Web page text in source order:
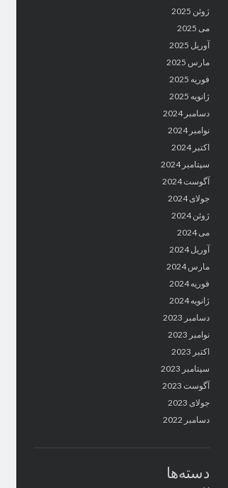
ژوئن 2025
می 2025
آوریل 2025
مارس 2025
فوریه 2025
ژانویه 2025
دسامبر 2024
نوامبر 2024
اکتبر 2024
سپتامبر 2024
آگوست 2024
جولای 2024
ژوئن 2024
می 2024
آوریل 2024
مارس 2024
فوریه 2024
ژانویه 2024
دسامبر 2023
نوامبر 2023
اکتبر 2023
سپتامبر 2023
آگوست 2023
جولای 2023
دسامبر 2022
دسته‌ها